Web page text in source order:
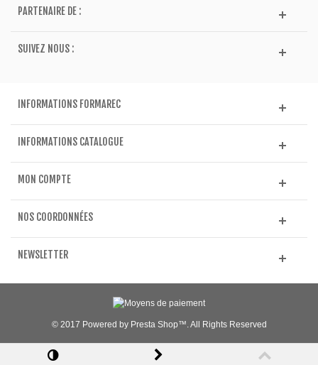
PARTENAIRE DE :
SUIVEZ NOUS :
INFORMATIONS FORMAREC
INFORMATIONS CATALOGUE
MON COMPTE
NOS COORDONNÉES
NEWSLETTER
© 2017 Powered by Presta Shop™. All Rights Reserved